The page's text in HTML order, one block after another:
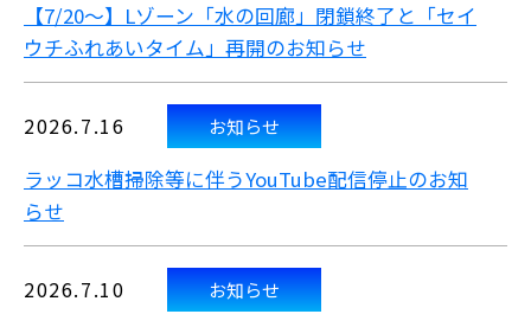
【7/20～】Lゾーン「水の回廊」閉鎖終了と「セイ
ウチふれあいタイム」再開のお知らせ
2026.7.16 お知らせ
ラッコ水槽掃除等に伴うYouTube配信停止のお知
らせ
2026.7.10 お知らせ